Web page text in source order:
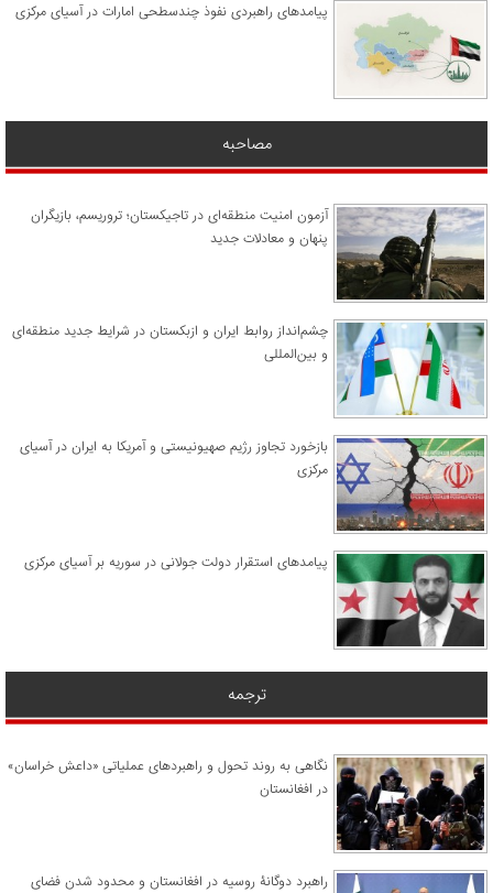
پیامدهای راهبردی نفوذ چندسطحی امارات در آسیای مرکزی
مصاحبه
آزمون امنیت منطقه‌ای در تاجیکستان؛ تروریسم، بازیگران
پنهان و معادلات جدید
چشم‌انداز روابط ایران و ازبکستان در شرایط جدید منطقه‌ای
و بین‌المللی
​بازخورد تجاوز رژیم صهیونیستی و آمریکا به ایران در آسیای
مرکزی
پیامدهای استقرار دولت جولانی در سوریه بر آسیای مرکزی
ترجمه
نگاهی به روند تحول و راهبردهای عملیاتی «داعش خراسان»
در افغانستان
راهبرد دوگانۀ روسیه در افغانستان و محدود شدن فضای